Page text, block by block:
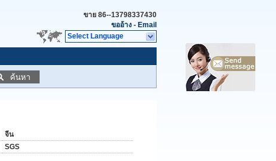
ขาย 86--13798337430
ขออ้าง - Email
Select Language
ค้นหา
จีน
SGS